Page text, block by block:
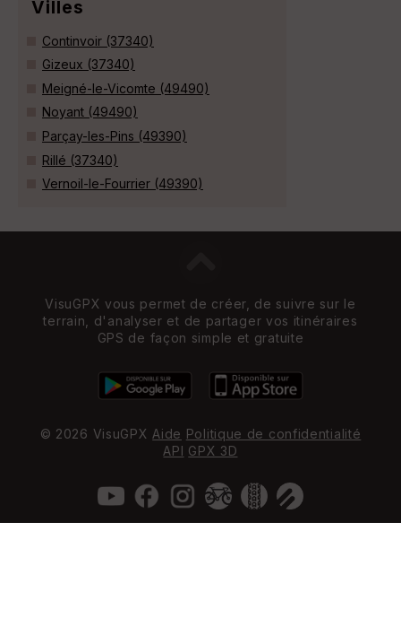
Villes
Continvoir (37340)
Gizeux (37340)
Meigné-le-Vicomte (49490)
Noyant (49490)
Parçay-les-Pins (49390)
Rillé (37340)
Vernoil-le-Fourrier (49390)
VisuGPX vous permet de créer, de suivre sur le
terrain, d'analyser et de partager vos itinéraires
GPS de façon simple et gratuite
© 2026 VisuGPX Aide Politique de confidentialité
API GPX 3D